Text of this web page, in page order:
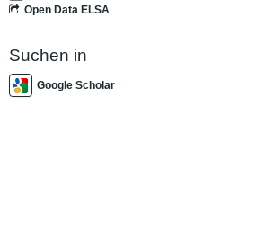
Open Data ELSA
Suchen in
Google Scholar